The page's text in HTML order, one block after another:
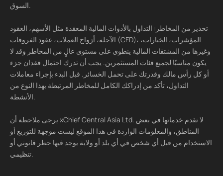
السوق.
تحذير من المخاطر: التداول بالأدوات المالية المعقدة مثل الأسهم، العقود
الآجلة، أزواج العملات، عقود الفروقات (CFD)، المؤشرات، الخيارات،
وغيرها من المشتقات المالية ينطوي على مستوى عالٍ من المخاطر وقد لا
يكون مناسبًا لجميع فئات المستثمرين. يجب أن تدرك احتمال فقدان جزء
أو كل رأس مالك وقدرتك على تحمل الخسائر. قبل البدء بإجراء معاملات
التداول، تأكد من إدراكك الكامل للمخاطر المرتبطة بهذا النوع من
الأنشطة.
يرجى ملاحظة أن xChief Central Asia Ltd. لا تقدم خدماتها في بعض
المناطق، والمعلومات الواردة في هذا الموقع ليست موجهة للتوزيع أو
الاستخدام من قبل أي شخص في أي بلد أو ولاية يوجد فيها حظر قانوني أو
تنظيمي.